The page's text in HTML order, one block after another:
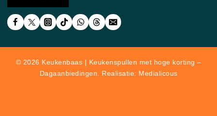
© 2026 Keukenbaas | Keukenspullen met hoge korting –
Dagaanbiedingen. Realisatie: Medialicous